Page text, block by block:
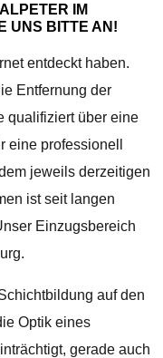
IM
UNS BITTE AN!
entdeckt haben.
Entfernung der
qualifiziert über eine
eine professionell
jeweils derzeitigen
ist seit langen
Einzugsbereich
auf den
Optik eines
gerade auch